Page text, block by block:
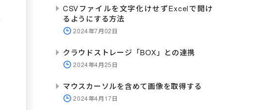
CSVファイルを文字化けせずExcelで開け
るようにする方法
2024年7月02日
クラウドストレージ「BOX」との連携
2024年4月25日
マウスカーソルを含めて画像を取得する
2024年4月17日